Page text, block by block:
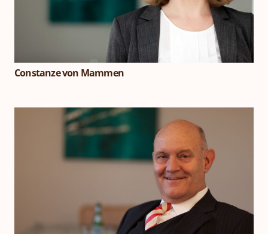
Constanze von Mammen